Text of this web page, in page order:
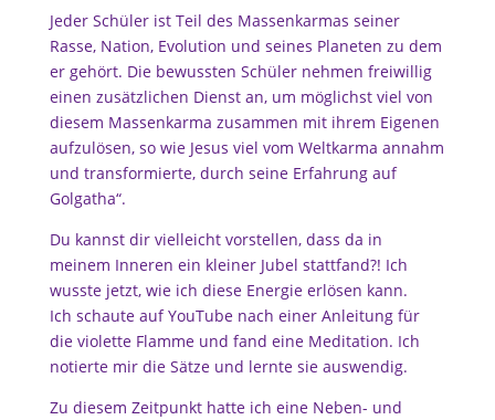
Jeder Schüler ist Teil des Massenkarmas seiner
Rasse, Nation, Evolution und seines Planeten zu dem
er gehört. Die bewussten Schüler nehmen freiwillig
einen zusätzlichen Dienst an, um möglichst viel von
diesem Massenkarma zusammen mit ihrem Eigenen
aufzulösen, so wie Jesus viel vom Weltkarma annahm
und transformierte, durch seine Erfahrung auf
Golgatha“.
Du kannst dir vielleicht vorstellen, dass da in
meinem Inneren ein kleiner Jubel stattfand?! Ich
wusste jetzt, wie ich diese Energie erlösen kann.
Ich schaute auf YouTube nach einer Anleitung für
die violette Flamme und fand eine Meditation. Ich
notierte mir die Sätze und lernte sie auswendig.
Zu diesem Zeitpunkt hatte ich eine Neben- und